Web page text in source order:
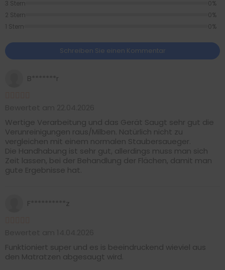
3 Stern
0%
2 Stern
0%
1 Stern
0%
Schreiben Sie einen Kommentar
B*******r
Wertige Verarbeitung und das Gerät Saugt sehr gut die
Verunreinigungen raus/Milben. Natürlich nicht zu
vergleichen mit einem normalen Staubersaueger.
Die Handhabung ist sehr gut, allerdings muss man sich
Zeit lassen, bei der Behandlung der Flächen, damit man
gute Ergebnisse hat.
F**********z
Funktioniert super und es is beeindruckend wieviel aus
den Matratzen abgesaugt wird.